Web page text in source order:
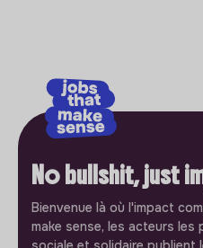
No bullshit, just
Bienvenue là où l'impact
make sense, les acteurs les